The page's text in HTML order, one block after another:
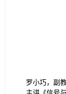
罗小巧，副